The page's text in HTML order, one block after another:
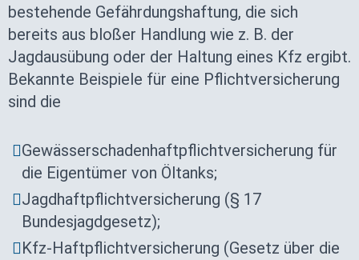
bestehende Gefährdungshaftung, die sich
bereits aus bloßer Handlung wie z. B. der
Jagdausübung oder der Haltung eines Kfz ergibt.
Bekannte Beispiele für eine Pflichtversicherung
sind die
Gewässerschadenhaftpflichtversicherung für
die Eigentümer von Öltanks;
Jagdhaftpflichtversicherung (§ 17
Bundesjagdgesetz);
Kfz-Haftpflichtversicherung (Gesetz über die